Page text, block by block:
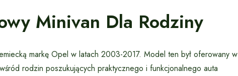
Minivan Dla Rodziny
markę Opel w latach 2003-2017. Model ten był oferowany w
rodzin poszukujących praktycznego i funkcjonalnego auta